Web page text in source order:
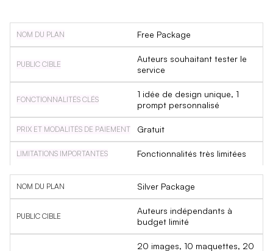
Free Package
Auteurs souhaitant tester le
service
1 idée de design unique, 1
prompt personnalisé
Gratuit
Fonctionnalités très limitées
Silver Package
Auteurs indépendants à
budget limité
20 images, 10 maquettes, 20